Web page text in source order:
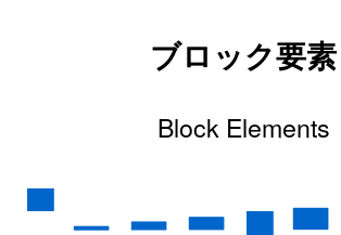
ブロック要素
Block Elements
▀ ▂ ▃ ▄ ▅